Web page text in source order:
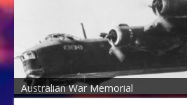
Australian War Memorial